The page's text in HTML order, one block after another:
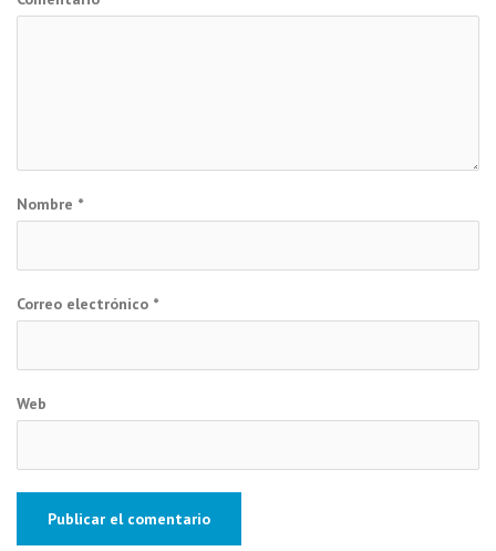
Nombre *
Correo electrónico *
Web